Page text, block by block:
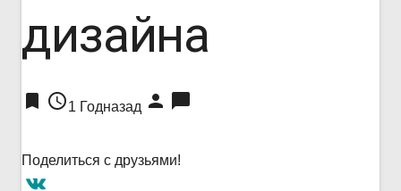
дизайна
bookmark access_time1 Годназад person chat_bubble
Поделиться с друзьями!